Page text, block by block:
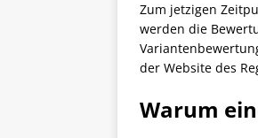
Zum jetzigen
werden die
der Website des
Warum